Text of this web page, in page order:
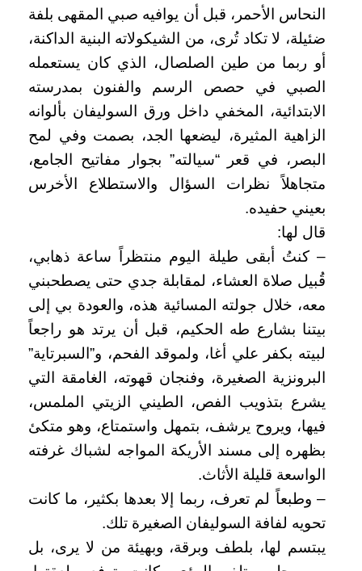
النحاس الأحمر، قبل أن يوافيه صبي المقهى بلفة
ضئيلة، لا تكاد تُرى، من الشيكولاته البنية الداكنة،
أو ربما من طين الصلصال، الذي كان يستعمله
الصبي في حصص الرسم والفنون بمدرسته
الابتدائية، المخفي داخل ورق السوليفان بألوانه
الزاهية المثيرة، ليضعها الجد، بصمت وفي لمح
البصر، في قعر “سيالته” بجوار مفاتيح الجامع،
متجاهلاً نظرات السؤال والاستطلاع الأخرس
بعيني حفيده.
قال لها:
– كنتُ أبقى طيلة اليوم منتظراً ساعة ذهابي،
قُبيل صلاة العشاء، لمقابلة جدي حتى يصطحبني
معه، خلال جولته المسائية هذه، والعودة بي إلى
بيتنا بشارع طه الحكيم، قبل أن يرتد هو راجعاً
لبيته بكفر علي أغا، ولموقد الفحم، و”السبرتاية”
البرونزية الصغيرة، وفنجان قهوته، الغامقة التي
يشرع بتذويب الفص، الطيني الزيتي الملمس،
فيها، ويروح يرشف، بتمهل واستمتاع، وهو متكئ
بظهره إلى مسند الأريكة المواجه لشباك غرفته
الواسعة قليلة الأثاث.
– وطبعاً لم تعرف، ربما إلا بعدها بكثير، ما كانت
تحويه لفافة السوليفان الصغيرة تلك.
يبتسم لها، بلطف وبرقة، وبهيئة من لا يرى، بل